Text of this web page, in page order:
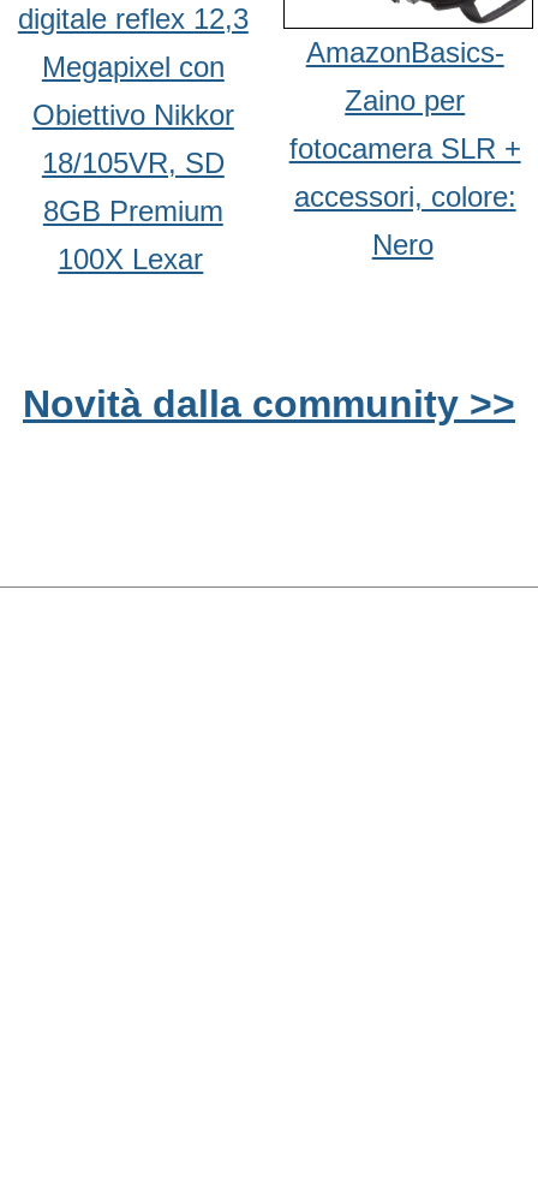
digitale reflex 12,3
Megapixel con
Obiettivo Nikkor
18/105VR, SD
8GB Premium
100X Lexar
AmazonBasics-
Zaino per
fotocamera SLR +
accessori, colore:
Nero
Novità dalla community >>